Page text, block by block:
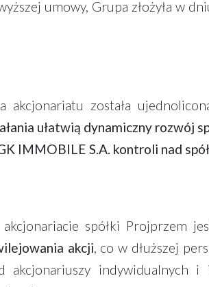
umowy, Grupa złożyła w
została
ułatwią dynamiczny rozwój
IMMOBILE S.A. kontroli nad
spółki Projprzem
akcji, co w dłuższej
akcjonariuszy indywidualnych